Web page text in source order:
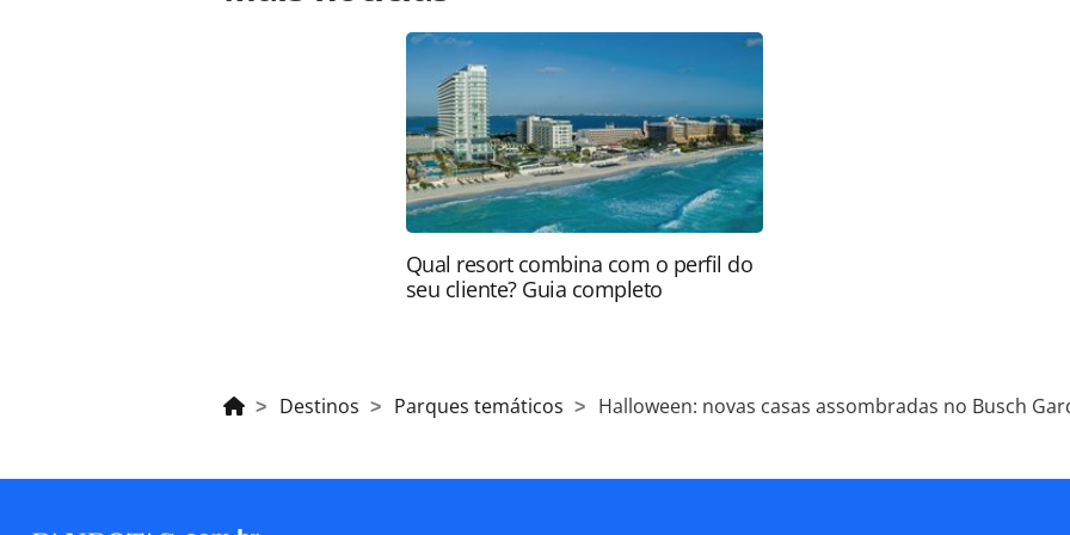
novas-casas-assombradas-no-busch-gardens_128910.html ou as ferramentas
oferecidas na página. Todo o conteúdo produzido pela PANROTAS Editora é protegido
pela legislação brasileira sobre direito autoral. Não reproduza o conteúdo sem
autorização da PANROTAS Editora (copyright@panrotas.com.br).
Qual resort combina com o perfil do
seu cliente? Guia completo
Destinos Parques temáticos Halloween: novas casas assombradas no Busch